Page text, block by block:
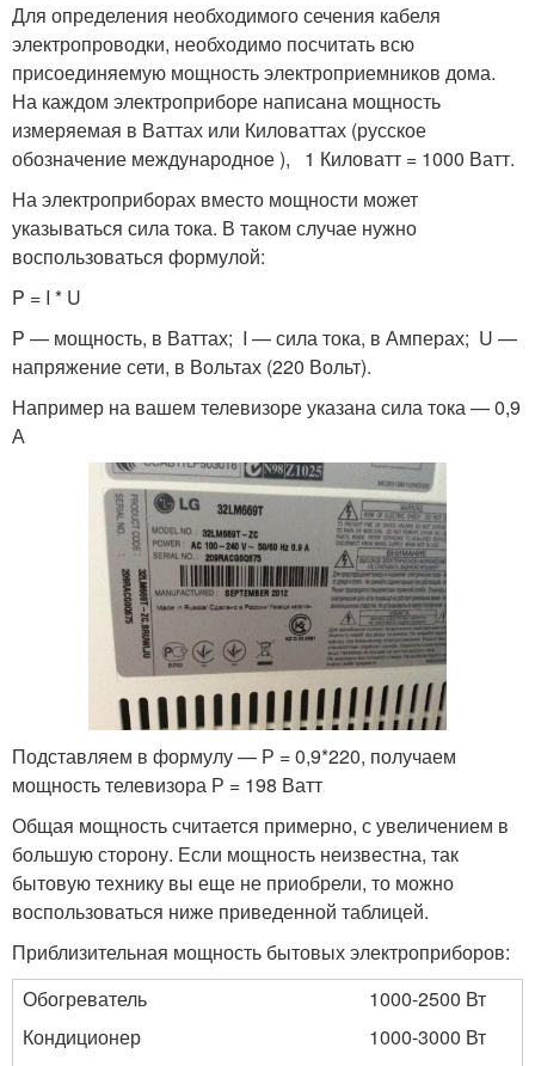
Для определения необходимого сечения кабеля
электропроводки, необходимо посчитать всю
присоединяемую мощность электроприемников дома.
На каждом электроприборе написана мощность
измеряемая в Ваттах или Киловаттах (русское
обозначение международное ), 1 Киловатт = 1000 Ватт.
На электроприборах вместо мощности может
указываться сила тока. В таком случае нужно
воспользоваться формулой:
P = I * U
P — мощность, в Ваттах; I — сила тока, в Амперах; U —
напряжение сети, в Вольтах (220 Вольт).
Например на вашем телевизоре указана сила тока — 0,9
А
Подставляем в формулу — Р = 0,9*220, получаем
мощность телевизора Р = 198 Ватт
Общая мощность считается примерно, с увеличением в
большую сторону. Если мощность неизвестна, так
бытовую технику вы еще не приобрели, то можно
воспользоваться ниже приведенной таблицей.
Приблизительная мощность бытовых электроприборов:
Обогреватель
1000-2500 Вт
Кондиционер
1000-3000 Вт